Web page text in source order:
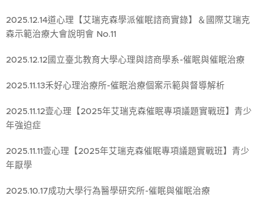
2025.12.14道心理【艾瑞克森學派催眠諮商實錄】＆國際艾瑞克
森示範治療大會說明會 No.11
2025.12.12國立臺北教育大學心理與諮商學系-催眠與催眠治療
2025.11.13禾好心理治療所-催眠治療個案示範與督導解析
2025.11.12壹心理【2025年艾瑞克森催眠專項議題實戰班】青少
年強迫症
2025.11.11壹心理【2025年艾瑞克森催眠專項議題實戰班】青少
年厭學
2025.10.17成功大學行為醫學研究所-催眠與催眠治療